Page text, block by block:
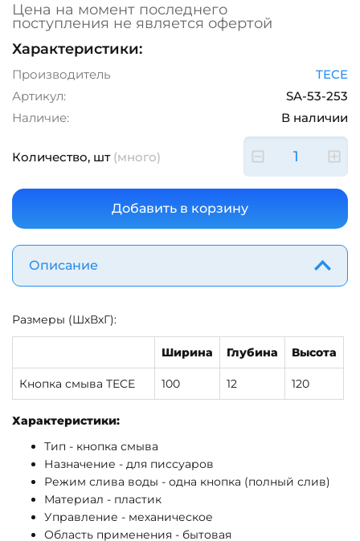
Цена на момент последнего
поступления не является офертой
Характеристики:
Производитель
TECE
Артикул:
SA-53-253
Наличие:
В наличии
Количество, шт (много)
Описание
Размеры (ШхВхГ):
Ширина Глубина Высота
Кнопка смыва TECE 100 12 120
Характеристики:
Тип - кнопка смыва
Назначение - для писсуаров
Режим слива воды - одна кнопка (полный слив)
Материал - пластик
Управление - механическое
Область применения - бытовая